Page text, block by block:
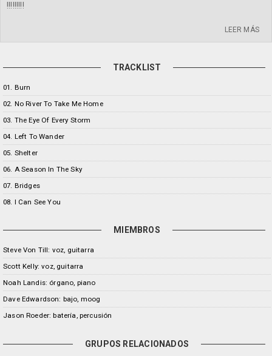
!!!!!!!!!
LEER MÁS
TRACKLIST
01. Burn
02. No River To Take Me Home
03. The Eye Of Every Storm
04. Left To Wander
05. Shelter
06. A Season In The Sky
07. Bridges
08. I Can See You
MIEMBROS
Steve Von Till: voz, guitarra
Scott Kelly: voz, guitarra
Noah Landis: órgano, piano
Dave Edwardson: bajo, moog
Jason Roeder: batería, percusión
GRUPOS RELACIONADOS